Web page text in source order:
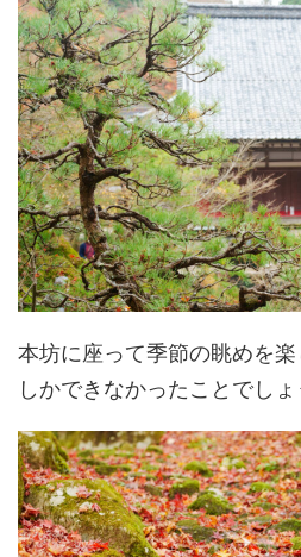
本坊に座って季節の眺めを
しかできなかったことでしょ